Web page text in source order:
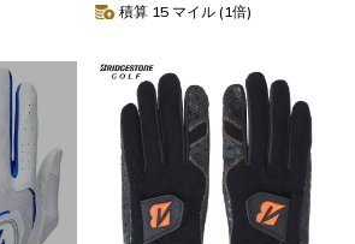
積算 15 マイル (1倍)